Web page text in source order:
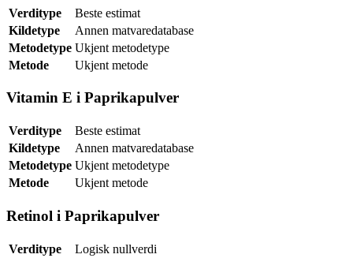
Verditype
Beste estimat
Kildetype
Annen matvaredatabase
Metodetype Ukjent metodetype
Metode
Ukjent metode
Vitamin E i Paprikapulver
Verditype
Beste estimat
Kildetype
Annen matvaredatabase
Metodetype Ukjent metodetype
Metode
Ukjent metode
Retinol i Paprikapulver
Verditype
Logisk nullverdi